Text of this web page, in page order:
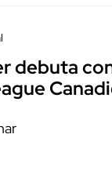
debuta